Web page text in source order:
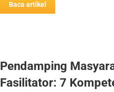
Baca artikel
Pendamping
Fasilitator: 7